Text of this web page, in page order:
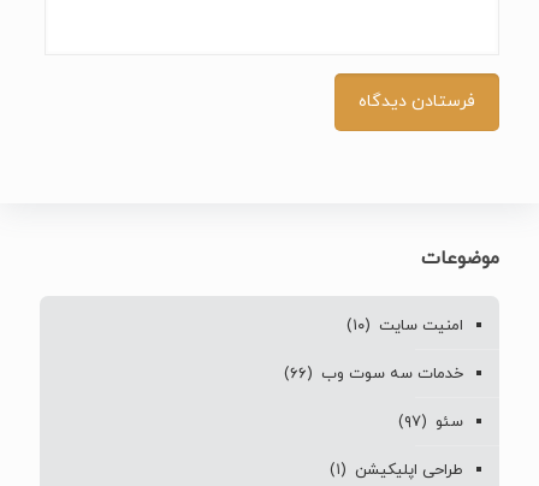
موضوعات
امنیت سایت (۱۰)
خدمات سه سوت وب (۶۶)
سئو (۹۷)
طراحی اپلیکیشن (۱)